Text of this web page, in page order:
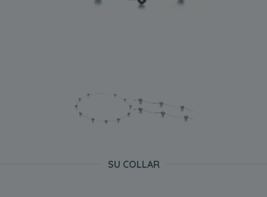
SU COLLAR